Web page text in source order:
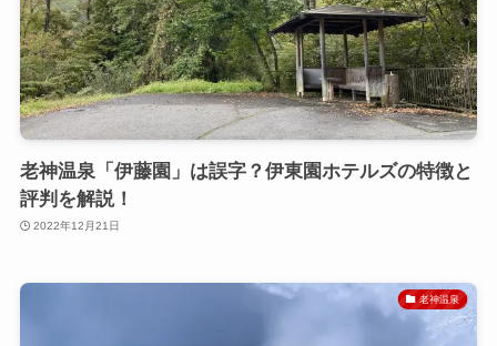
老神温泉「伊藤園」は誤字？伊東園ホテルズの特徴と
評判を解説！
2022年12月21日
老神温泉